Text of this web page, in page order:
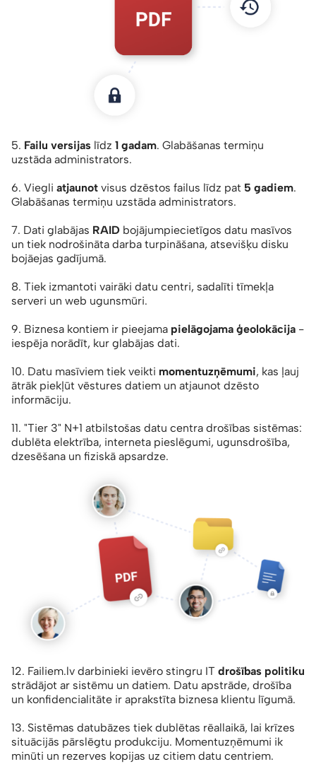
5. Failu versijas līdz 1 gadam. Glabāšanas termiņu
uzstāda administrators.
6. Viegli atjaunot visus dzēstos failus līdz pat 5 gadiem.
Glabāšanas termiņu uzstāda administrators.
7. Dati glabājas RAID bojājumpiecietīgos datu masīvos
un tiek nodrošināta darba turpināšana, atsevišķu disku
bojāejas gadījumā.
8. Tiek izmantoti vairāki datu centri, sadalīti tīmekļa
serveri un web ugunsmūri.
9. Biznesa kontiem ir pieejama pielāgojama ģeolokācija -
iespēja norādīt, kur glabājas dati.
10. Datu masīviem tiek veikti momentuzņēmumi, kas ļauj
ātrāk piekļūt vēstures datiem un atjaunot dzēsto
informāciju.
11. "Tier 3" N+1 atbilstošas datu centra drošības sistēmas:
dublēta elektrība, interneta pieslēgumi, ugunsdrošība,
dzesēšana un fiziskā apsardze.
12. Failiem.lv darbinieki ievēro stingru IT drošības politiku
strādājot ar sistēmu un datiem. Datu apstrāde, drošība
un konfidencialitāte ir aprakstīta biznesa klientu līgumā.
13. Sistēmas datubāzes tiek dublētas rēallaikā, lai krīzes
situācijās pārslēgtu produkciju. Momentuzņēmumi ik
minūti un rezerves kopijas uz citiem datu centriem.